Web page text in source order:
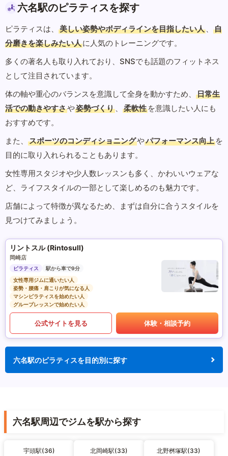
六名駅のピラティスを探す
ピラティスは、 美しい姿勢やボディラインを目指したい人 、
自
分磨きを楽しみたい人に人気のトレーニングです。
多くの著名人も取り入れており、SNSでも話題のフィットネス
として注目されています。
体の軸や重心のバランスを意識して全身を動かすため、
日常生
活での動きやすさや姿勢づくり 、 柔軟性 を意識したい人にも
おすすめです。
また、
スポーツのコンディショニングやパフォーマンス向上 を
目的に取り入れられることもあります。
女性専用スタジオや少人数レッスンも多く、かわいいウェアな
ど、ライフスタイルの一部として楽しめるのも魅力です。
店舗によって特徴が異なるため、まずは自分に合うスタイルを
見つけてみましょう。
リントスル (Rintosull)
岡崎店
ピラティス
駅から車で9分
女性専用ジムに通いたい人
姿勢・腰痛・肩こりが気になる人
マシンピラティスを始めたい人
グループレッスンで始めたい人
公式サイトを見る 体験・相談予約
六名駅のピラティスを目的別に探す
六名駅周辺でジムを駅から探す
宇頭駅(36) 北岡崎駅(33) 北野桝塚駅(33)